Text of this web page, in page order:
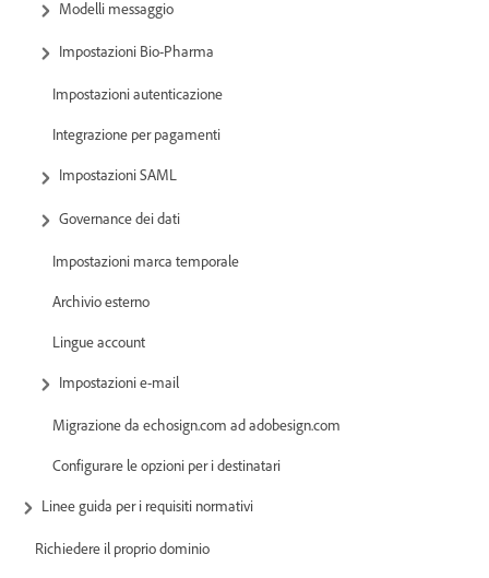
Modelli messaggio
Impostazioni Bio-Pharma
Impostazioni autenticazione
Integrazione per pagamenti
Impostazioni SAML
Governance dei dati
Impostazioni marca temporale
Archivio esterno
Lingue account
Impostazioni e-mail
Migrazione da echosign.com ad adobesign.com
Configurare le opzioni per i destinatari
Linee guida per i requisiti normativi
Richiedere il proprio dominio